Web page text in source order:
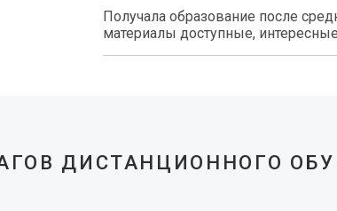
Получала образование после
материалы доступные,
ДИСТАНЦИОННОГО